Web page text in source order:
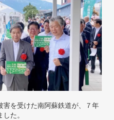
を受けた南阿蘇鉄道が、７年
た。